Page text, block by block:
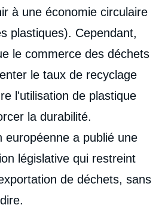
à une économie circulaire
plastiques). Cependant,
le commerce des déchets
le taux de recyclage
l'utilisation de plastique
la durabilité.
européenne a publié une
législative qui restreint
de déchets, sans
Image
de
couverture
la